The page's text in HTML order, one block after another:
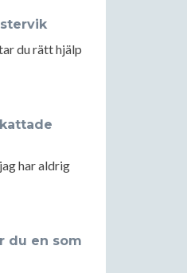
du rätt hjälp
har aldrig
du en som